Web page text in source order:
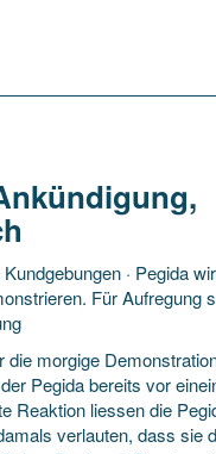
· Pegida
Für Aufregung
die morgige
Pegida bereits vor
Reaktion liessen die
verlauten, dass sie